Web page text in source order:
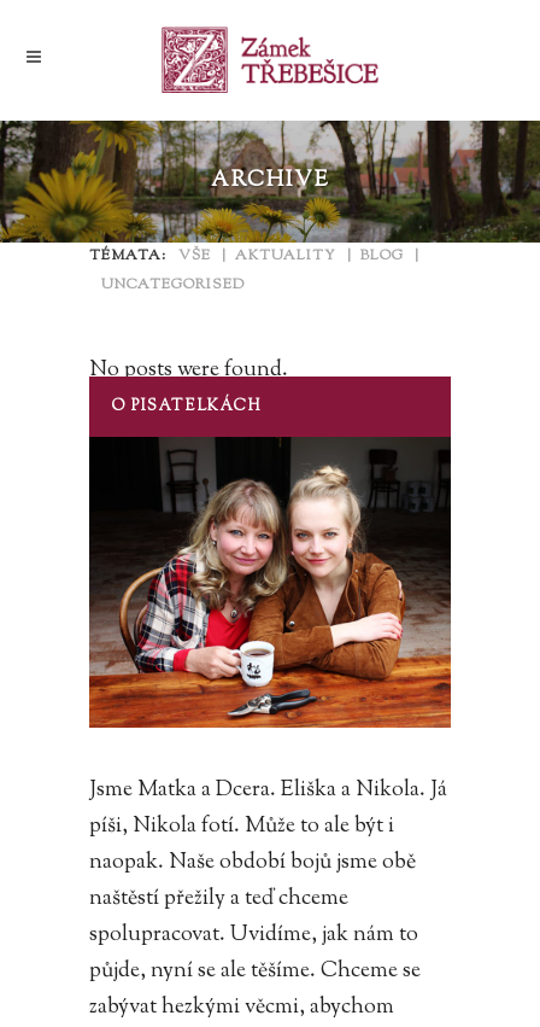
ARCHIVE
TÉMATA: VŠE AKTUALITY
BLOG
UNCATEGORISED
No posts were found.
O PISATELKÁCH
Jsme Matka a Dcera. Eliška a Nikola. Já
píši, Nikola fotí. Může to ale být i
naopak. Naše období bojů jsme obě
naštěstí přežily a teď chceme
spolupracovat. Uvidíme, jak nám to
půjde, nyní se ale těšíme. Chceme se
zabývat hezkými věcmi, abychom